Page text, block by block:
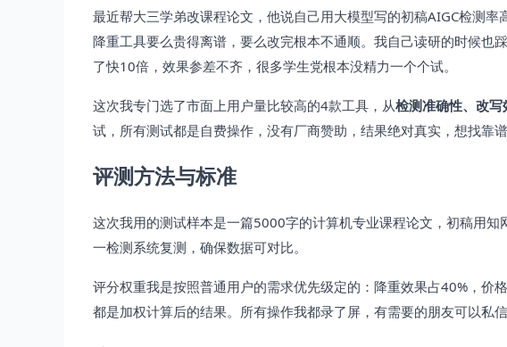
最近帮大三学弟改课程论文，他说自己用大模型写的初稿AIGC检测
降重工具要么贵得离谱，要么改完根本不通顺。我自己读研的时候也
了快10倍，效果参差不齐，很多学生党根本没精力一个个试。
这次我专门选了市面上用户量比较高的4款工具，从检测准确性、改
试，所有测试都是自费操作，没有厂商赞助，结果绝对真实，想找靠
评测方法与标准
这次我用的测试样本是一篇5000字的计算机专业课程论文，初稿用知
一检测系统复测，确保数据可对比。
评分权重我是按照普通用户的需求优先级定的：降重效果占40%，价
都是加权计算后的结果。所有操作我都录了屏，有需要的朋友可以私